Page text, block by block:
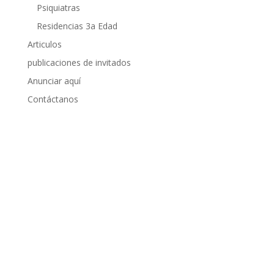
Psiquiatras
Residencias 3a Edad
Articulos
publicaciones de invitados
Anunciar aquí
Contáctanos